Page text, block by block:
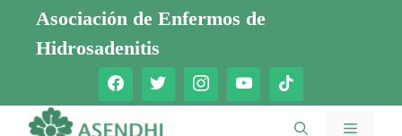
Saltar
contenido
Asociación de Enfermos de
Hidrosadenitis
Menú